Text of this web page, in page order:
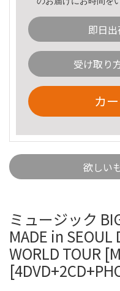
即日
受け取り
カ
欲しい
ミュージック
MADE in SEOUL
WORLD TOUR